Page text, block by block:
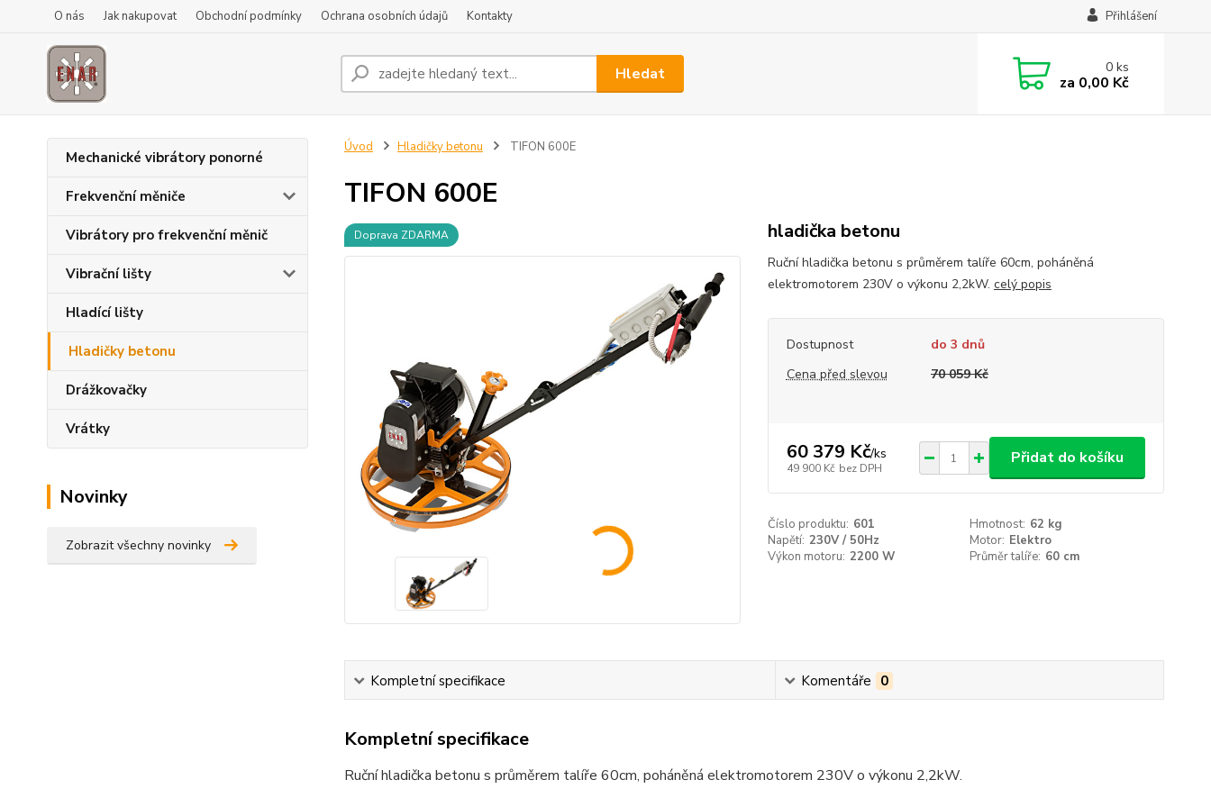
O nás Jak nakupovat Obchodní podmínky Ochrana osobních údajů Kontakty Přihlášení
Hledat 0ks
za 0,00 Kč
Mechanické vibrátory ponorné
Frekvenční měniče
Vibrátory pro frekvenční měnič
Vibrační lišty
Hladící lišty
Hladičky betonu
Drážkovačky
Vrátky
Novinky
Zobrazit všechny novinky
Úvod Hladičky betonu TIFON 600E
TIFON 600E
Doprava ZDARMA hladička betonu
Ruční hladička betonu s průměrem talíře 60cm, poháněná
elektromotorem 230V o výkonu 2,2kW. celý popis
Dostupnost
do 3 dnů
Cena před slevou
70 059 Kč
60 379 Kč/ks
49 900 Kč bez DPH
Přidat do košíku
Číslo produktu: 601 Hmotnost: 62 kg
Napětí: 230V / 50Hz Motor: Elektro
Výkon motoru: 2200 W Průměr talíře: 60 cm
Kompletní specifikace Komentáře 0
Kompletní specifikace
Ruční hladička betonu s průměrem talíře 60cm, poháněná elektromotorem 230V o výkonu 2,2kW.